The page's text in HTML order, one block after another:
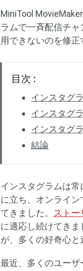
MiniTool
ラムで一斉配信チ
用できないのを修正
目次 :
インスタグ
インスタグ
インスタグ
結論
インスタグラムは
に立ち、オンライ
てきました。
スト
に適応し続けてき
が、多くの好奇心と
最近、多くのユー